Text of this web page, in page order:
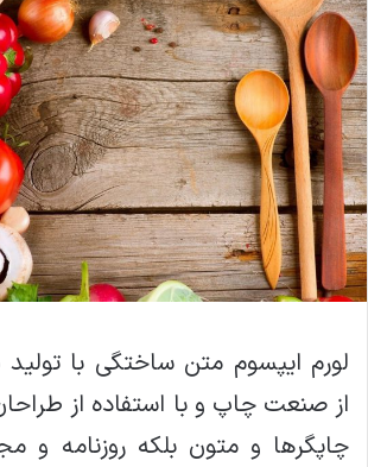
لورم ایپسوم متن ساختگی با تولید
از صنعت چاپ و با استفاده از
چاپگرها و متون بلکه روزنامه و